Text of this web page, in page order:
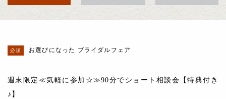
お選びになった ブライダルフェア
週末限定≪気軽に参加☆≫90分でショート相談会【特典付き
♪】